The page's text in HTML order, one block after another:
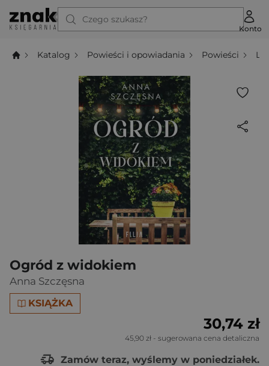
Czego szukasz?
Konto
Katalog Powieści i opowiadania Powieści
Ogród z widokiem
Anna Szczęsna
KSIĄŻKA
30,74 zł
45,90 zł - sugerowana cena detaliczna
Zamów teraz, wyślemy w poniedziałek.